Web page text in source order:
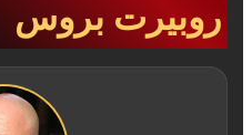
روبيرت بروس